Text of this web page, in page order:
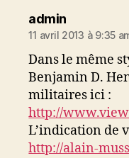
admindit :
11 avril 2013 à 9:35
Dans le même
Benjamin D.
militaires ici :
http://
L’indication de
http://alain-